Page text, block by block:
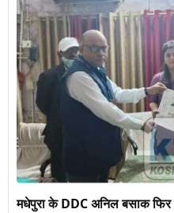
मधेपुरा के DDC अनिल बसाक फिर